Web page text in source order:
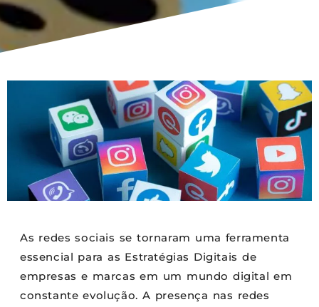
As redes sociais se tornaram uma ferramenta
essencial para as Estratégias Digitais de
empresas e marcas em um mundo digital em
constante evolução. A presença nas redes